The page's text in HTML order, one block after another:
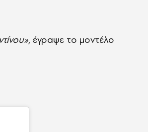
, έγραψε το μοντέλο